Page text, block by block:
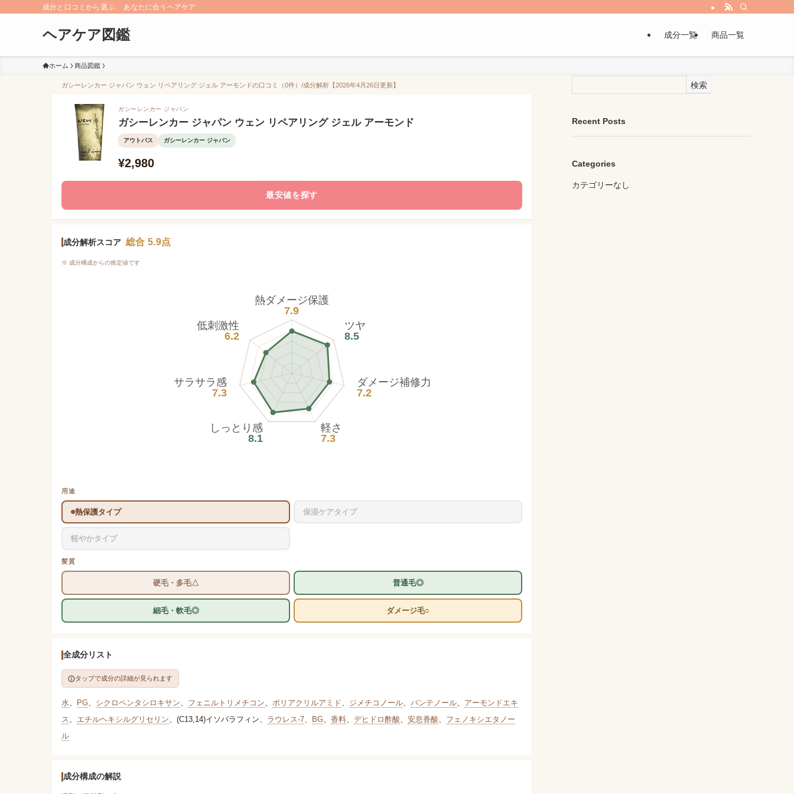
成分と口コミから選ぶ、 あなたに合うヘアケア
ヘアケア図鑑 成分一覧 商品一覧
ホーム 商品図鑑
ガシーレンカー ジャパン ウェン リペアリング ジェル アーモンドの口コミ（0件）/成分解析【2026年4月26日更新】
ガシーレンカー ジャパン
ガシーレンカー ジャパン ウェン リペアリング ジェル アーモンド
アウトバス ガシーレンカー ジャパン
¥2,980
最安値を探す
成分解析スコア 総合 5.9点
※ 成分構成からの推定値です
熱ダメージ保護
7.9
ツヤ
8.5
ダメージ補修力
7.2
軽さ
7.3
しっとり感
8.1
サラサラ感
7.3
低刺激性
6.2
用途
熱保護タイプ 保湿ケアタイプ
軽やかタイプ
髪質
硬毛・多毛△ 普通毛◎
細毛・軟毛◎ ダメージ毛○
全成分リスト
タップで成分の詳細が見られます
水、 PG、 シクロペンタシロキサン、 フェニルトリメチコン、 ポリアクリルアミド、 ジメチコノール、 パンテノール、 アーモンドエキ
ス、 エチルヘキシルグリセリン、 (C13,14)イソパラフィン、 ラウレス-7、 BG、 香料、 デヒドロ酢酸、 安息香酸、 フェノキシエタノー
ル
成分構成の解説
検索
Recent Posts
Categories
カテゴリーなし